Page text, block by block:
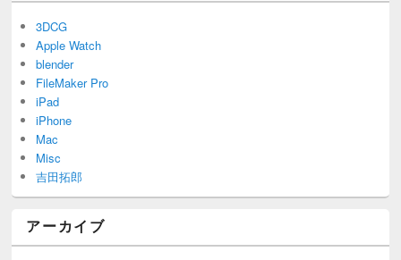
3DCG
Apple Watch
blender
FileMaker Pro
iPad
iPhone
Mac
Misc
吉田拓郎
アーカイブ